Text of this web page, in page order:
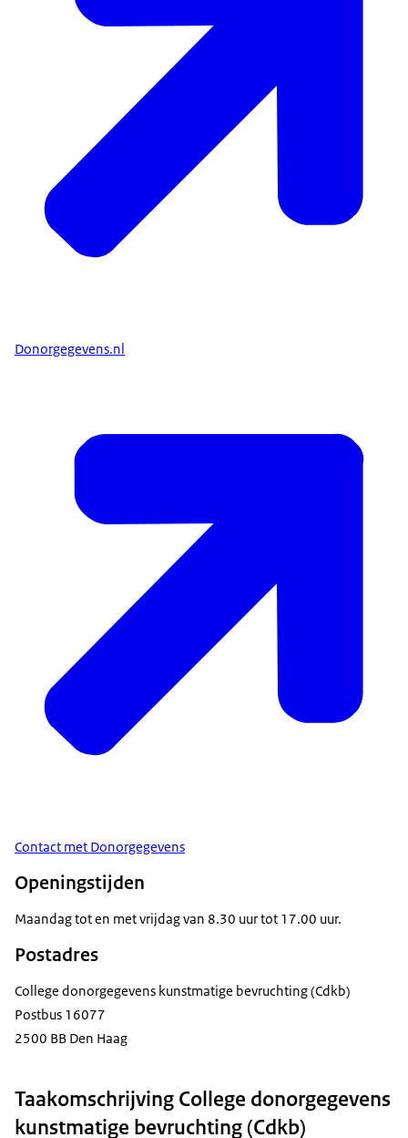
Donorgegevens.nl
Contact met Donorgegevens
Openingstijden
Maandag tot en met vrijdag van 8.30 uur tot 17.00 uur.
Postadres
College donorgegevens kunstmatige bevruchting (Cdkb)
Postbus 16077
2500 BB Den Haag
Taakomschrijving College donorgegevens
kunstmatige bevruchting (Cdkb)